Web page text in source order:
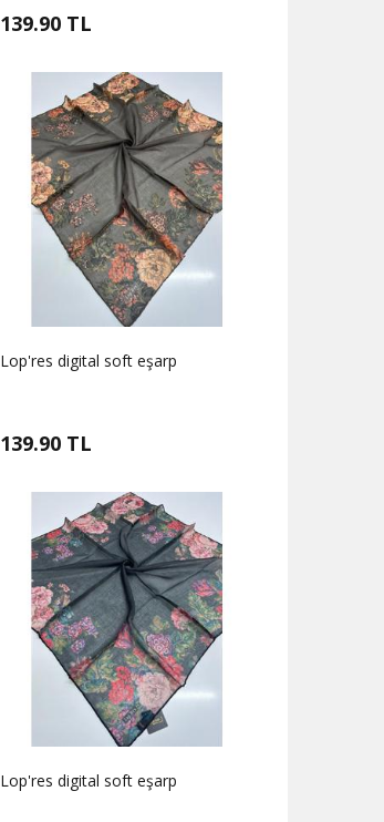
139.90 TL
Lop'res digital soft eşarp
139.90 TL
Lop'res digital soft eşarp